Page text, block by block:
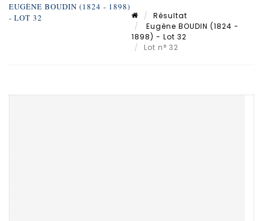
EUGÈNE BOUDIN (1824 - 1898)
- LOT 32
Résultat
Eugène BOUDIN (1824 -
1898) - Lot 32
Lot n° 32